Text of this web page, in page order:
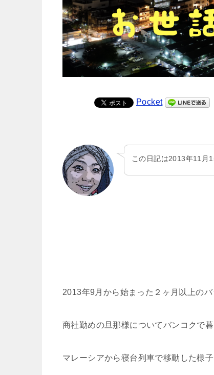
Pocket
この日記は2013年11月
2013年9月から始まった２ヶ月以上の
商社勤めの旦那様についてバンコクで
マレーシアから寝台列車で移動した様